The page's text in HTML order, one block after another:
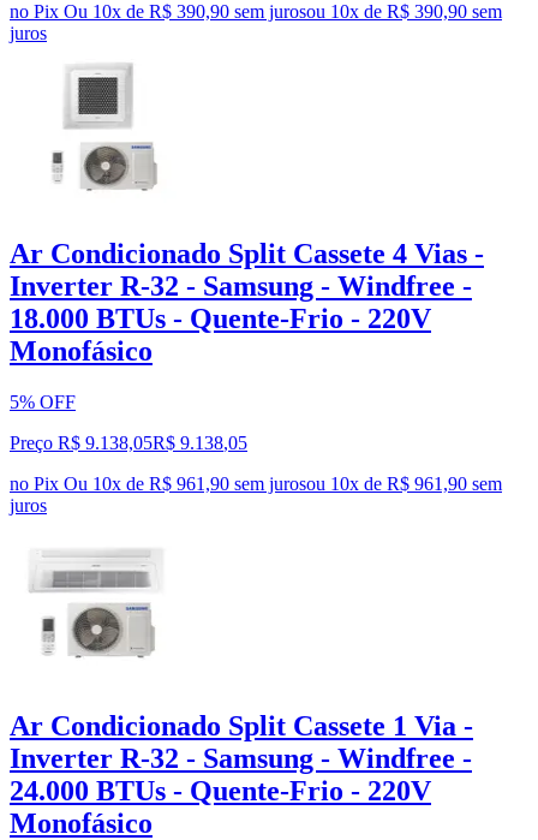
no Pix Ou 10x de R$ 390,90 sem jurosou 10x de R$ 390,90 sem
juros
Ar Condicionado Split Cassete 4 Vias -
Inverter R-32 - Samsung - Windfree -
18.000 BTUs - Quente-Frio - 220V
Monofásico
5% OFF
Preço R$ 9.138,05R$ 9.138,05
no Pix Ou 10x de R$ 961,90 sem jurosou 10x de R$ 961,90 sem
juros
Ar Condicionado Split Cassete 1 Via -
Inverter R-32 - Samsung - Windfree -
24.000 BTUs - Quente-Frio - 220V
Monofásico